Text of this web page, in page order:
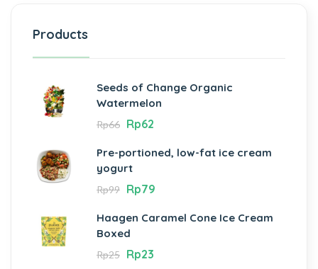
Products
Seeds of Change Organic
Watermelon
Rp66 Rp62
Pre-portioned, low-fat ice cream
yogurt
Rp99 Rp79
Haagen Caramel Cone Ice Cream
Boxed
Rp25 Rp23